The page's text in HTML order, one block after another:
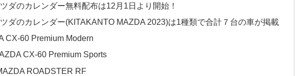
ダのカレンダー無料配布は12月1日より開始！
ツダのカレンダー(KITAKANTO MAZDA 2023)は1種類で合計７台の車が掲載
CX-60 Premium Modern
CX-60 Premium Sports
ROADSTER RF